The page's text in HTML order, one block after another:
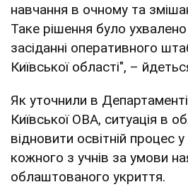
навчання в очному та
Таке рішення було
засіданні оперативного
Київської області", –
Як уточнили в Департаменті
Київської ОВА, ситуація в
відновити освітній процес
кожного з учнів за умови
облаштованого укриття.